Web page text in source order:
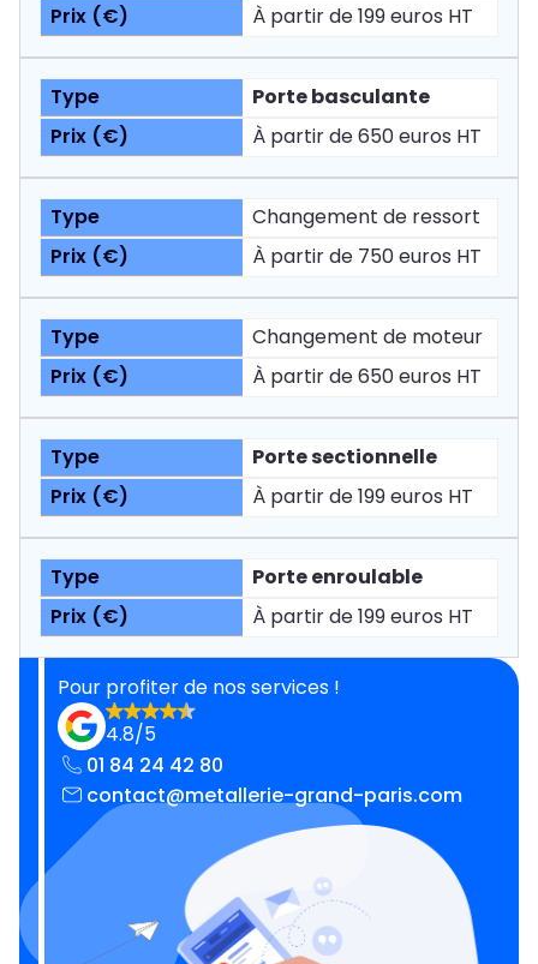
À partir de 199 euros HT
Porte basculante
À partir de 650 euros HT
Changement de ressort
À partir de 750 euros HT
Changement de moteur
À partir de 650 euros HT
Porte sectionnelle
À partir de 199 euros HT
Porte enroulable
À partir de 199 euros HT
Pour profiter de nos services !
4.8/5
01 84 24 42 80
contact@metallerie-grand-paris.com